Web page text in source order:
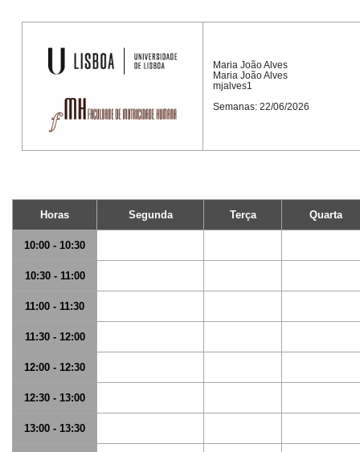
Maria João Alves
Maria João Alves
mjalves1
Semanas: 22/06/2026
Horas Segunda Terça Quarta
10:00 - 10:30
10:30 - 11:00
11:00 - 11:30
11:30 - 12:00
12:00 - 12:30
12:30 - 13:00
13:00 - 13:30